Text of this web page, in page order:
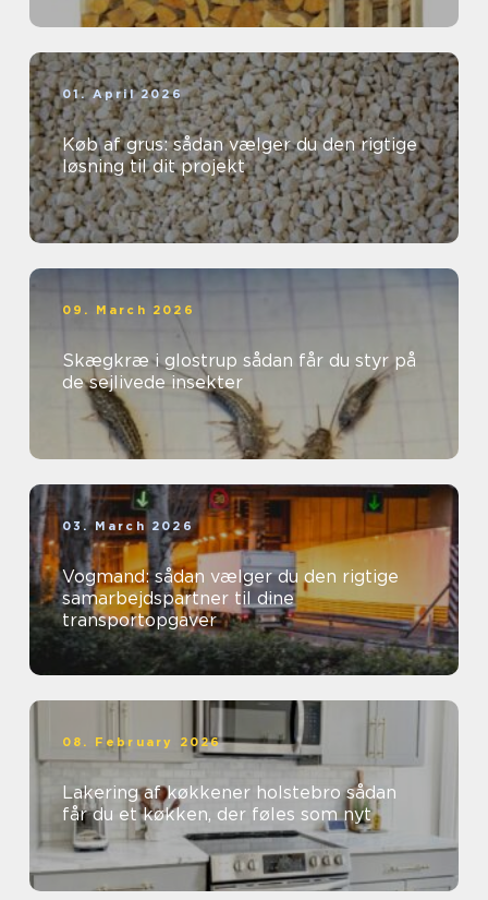
01. April 2026
Køb af grus: sådan vælger du den rigtige
løsning til dit projekt
09. March 2026
Skægkræ i glostrup sådan får du styr på
de sejlivede insekter
03. March 2026
Vogmand: sådan vælger du den rigtige
samarbejdspartner til dine
transportopgaver
08. February 2026
Lakering af køkkener holstebro sådan
får du et køkken, der føles som nyt